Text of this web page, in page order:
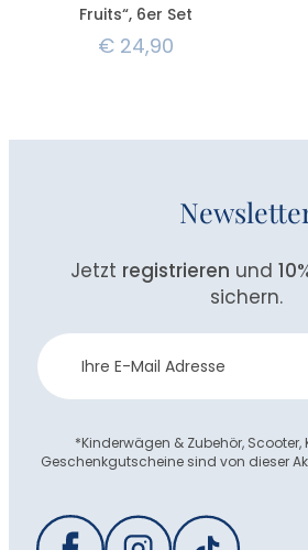
Fruits“, 6er Set
€ 24,90
Jetzt registrieren und
sichern.
Newsletter
Anmeldung
*Kinderwägen & Zubehör,
Geschenkgutscheine sind von dieser